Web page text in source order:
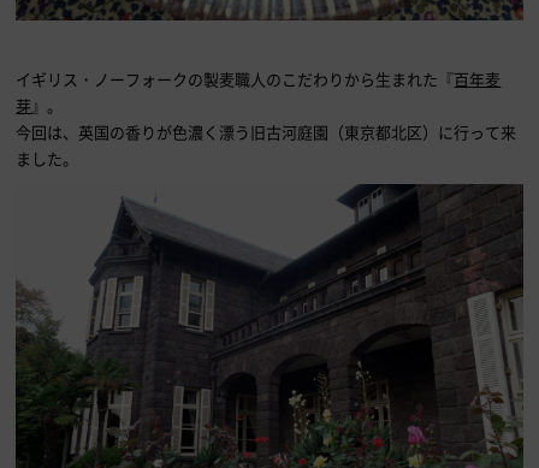
イギリス・ノーフォークの製麦職人のこだわりから生まれた『百年麦
芽 』。
今回は、英国の香りが色濃く漂う旧古河庭園（東京都北区）に行って来
ました。